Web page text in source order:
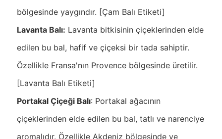
bölgesinde yaygındır. [Çam Balı Etiketi]
Lavanta Balı: Lavanta bitkisinin çiçeklerinden elde
edilen bu bal, hafif ve çiçeksi bir tada sahiptir.
Özellikle Fransa'nın Provence bölgesinde üretilir.
[Lavanta Balı Etiketi]
Portakal Çiçeği Balı: Portakal ağacının
çiçeklerinden elde edilen bu bal, tatlı ve narenciye
aromalıdır. Özellikle Akdeniz bölgesinde ve